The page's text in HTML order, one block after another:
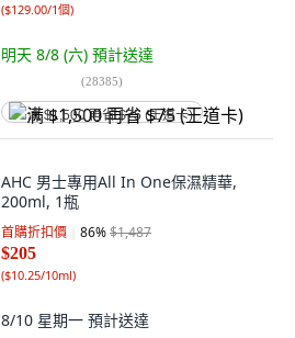
($129.00/1個)
明天 8/8 (六) 預計送達
(28385)
满 $1,500 再省 $75 (王道卡)
AHC 男士專用All In One保濕精華,
200ml, 1瓶
首購折扣價 86%$1,487
$205
($10.25/10ml)
8/10 星期一 預計送達